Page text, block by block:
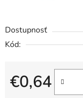
Dostupnosť
Kód:
€0,64